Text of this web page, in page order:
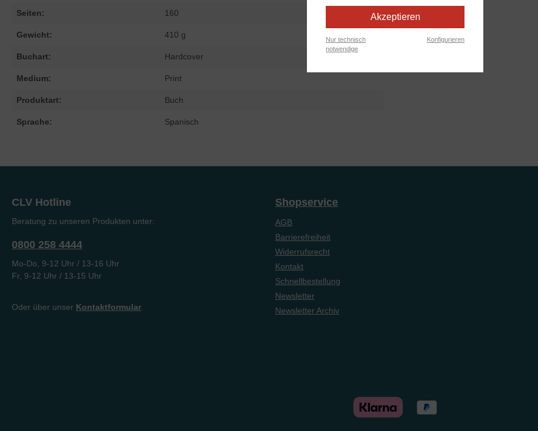
Seiten: 160
Gewicht: 410 g
Buchart: Hardcover
Medium: Print
Produktart: Buch
Sprache: Spanisch
CLV Hotline
Beratung zu unseren Produkten unter:
0800 258 4444
Mo-Do, 9-12 Uhr / 13-16 Uhr
Fr, 9-12 Uhr / 13-15 Uhr
Oder über unser Kontaktformular.
Shopservice
AGB
Barrierefreiheit
Widerrufsrecht
Kontakt
Schnellbestellung
Newsletter
Newsletter Archiv
Akzeptieren
Nur technisch
notwendige
Konfigurieren